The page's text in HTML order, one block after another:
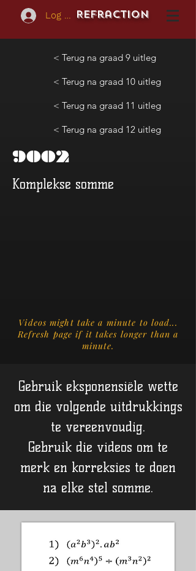
Log In REFraction
< Terug na graad 9 uitleg
< Terug na graad 10 uitleg
< Terug na graad 11 uitleg
< Terug na graad 12 uitleg
9002
Komplekse somme
Videos might take a minute to load...
Refresh page if it takes longer than a
minute.
Gebruik eksponensiële wette
om die volgende uitdrukkings
te vereenvoudig.
Gebruik die videos om te
merk en korreksies te doen
na elke stel somme.